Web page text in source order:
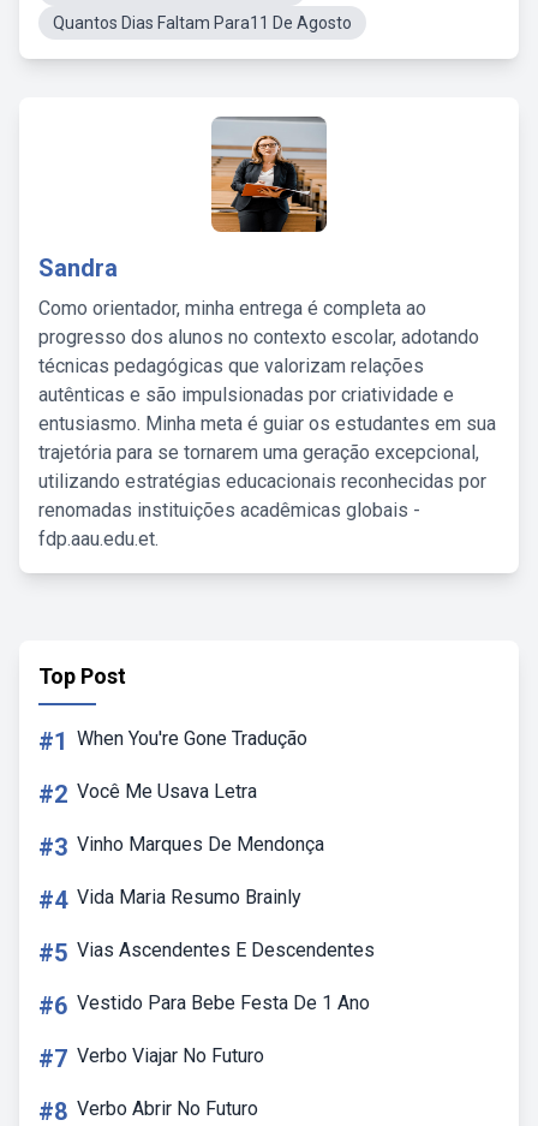
Quantos Dias Faltam Para11 De Agosto
Sandra
Como orientador, minha entrega é completa ao
progresso dos alunos no contexto escolar, adotando
técnicas pedagógicas que valorizam relações
autênticas e são impulsionadas por criatividade e
entusiasmo. Minha meta é guiar os estudantes em sua
trajetória para se tornarem uma geração excepcional,
utilizando estratégias educacionais reconhecidas por
renomadas instituições acadêmicas globais -
fdp.aau.edu.et.
Top Post
#1 When You're Gone Tradução
#2 Você Me Usava Letra
#3 Vinho Marques De Mendonça
#4 Vida Maria Resumo Brainly
#5 Vias Ascendentes E Descendentes
#6 Vestido Para Bebe Festa De 1 Ano
#7 Verbo Viajar No Futuro
#8 Verbo Abrir No Futuro